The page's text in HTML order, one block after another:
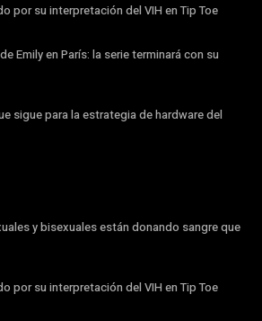
por su interpretación del VIH en Tip Toe
Emily en París: la serie terminará con su
sigue para la estrategia de hardware del
y bisexuales están donando sangre que
por su interpretación del VIH en Tip Toe